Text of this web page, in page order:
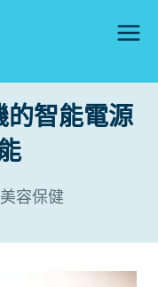
的智能電源
美容保健